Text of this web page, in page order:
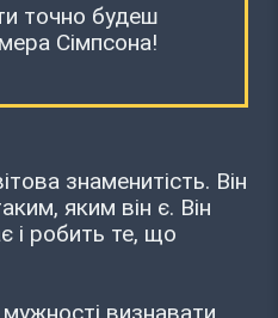
точно будеш
Сімпсона!
знаменитість. Він
яким він є. Він
і робить те, що
визнавати